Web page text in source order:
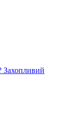
Захопливий